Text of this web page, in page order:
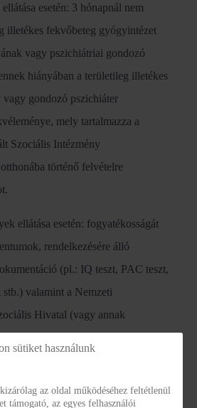
esetén: 3 hónapnál nem
illetékes fekvőbeteg gyógyintézet
vagy pszichiátriai gondozó
hiányában a területileg illetékes
gondozó pszichiáter
mely tartalmazza a
Szociális Intézmény
történő felvételre
ellátása esetén: fogyatékosságát
rendelkezésére álló
(pl.: IQ teszt, PAC teszt,
valamint a Nemzeti
Hivatal (vagy annak
I. fokú
az egészségi állapotát igazoló
sütiket használunk
az oldal működéséhez feltétlenül
támogató, az egyes felhasználói